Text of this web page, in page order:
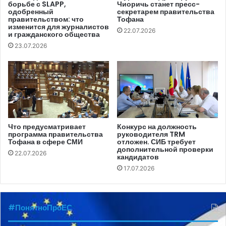
Федерации в национальном аудиовизуальном
пространстве; односторонний и предвзятый подход к
событию национального значения, такому как День
Независимости; использование манипулятивных техник
Среди ложных утверждений Илана Шора, не
подкрепленных официальными данными, можно
назвать следующие: «… за 30 лет независимости
страны, в первую очередь, молдаване в Молдове
остались практически третью частью населения»;
«Уровень жизни наших граждан близок к уровню
бедности»; «…настоящую независимость мы обрели в
Совет по аудиовизуальных медиауслуг уточняет, что,
согласно законодательству, поставщики нелинейных
борьбе с SLAPP,
одобренный
правительством: что
изменится для журналистов
и гражданского общества
23.07.2026
Чиоричь станет пресс-
секретарем правительства
Тофана
22.07.2026
Что предусматривает
программа правительства
Тофана в сфере СМИ
22.07.2026
Конкурс на должность
руководителя TRM
отложен. СИБ требует
дополнительной проверки
кандидатов
17.07.2026
#ПонятноПроЕС